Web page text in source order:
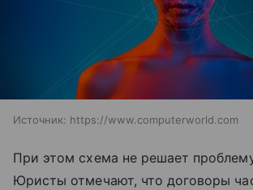
Источник: https://www.computerworld.com
При этом схема не решает
Юристы отмечают, что договоры